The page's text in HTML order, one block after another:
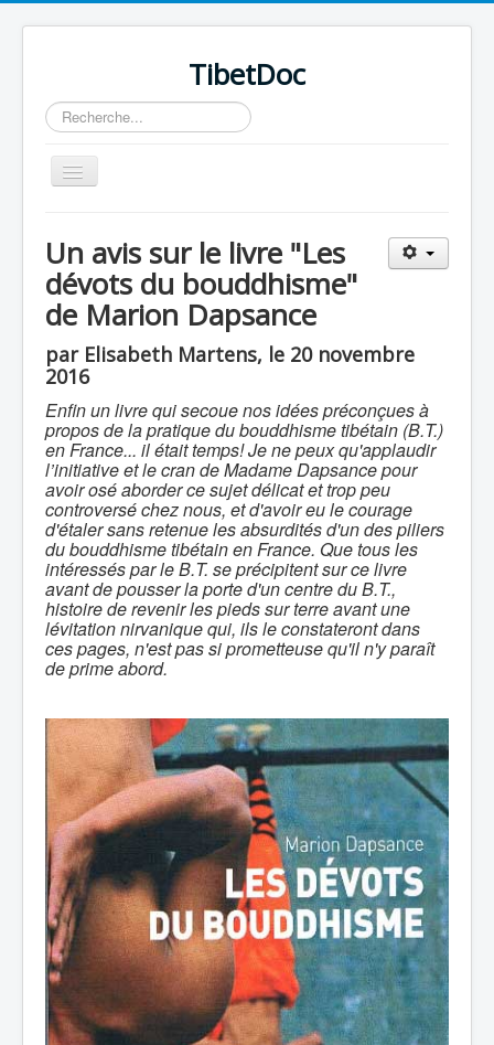
TibetDoc
Rechercher
Basculer
la
Un avis sur le livre "Les
dévots du bouddhisme"
de Marion Dapsance
par Elisabeth Martens, le 20 novembre
2016
Enfin un livre qui secoue nos idées préconçues à
propos de la pratique du bouddhisme tibétain (B.T.)
en France... il était temps! Je ne peux qu'applaudir
l’initiative et le cran de Madame Dapsance pour
avoir osé aborder ce sujet délicat et trop peu
controversé chez nous, et d'avoir eu le courage
d'étaler sans retenue les absurdités d'un des piliers
du bouddhisme tibétain en France. Que tous les
intéressés par le B.T. se précipitent sur ce livre
avant de pousser la porte d'un centre du B.T.,
histoire de revenir les pieds sur terre avant une
lévitation nirvanique qui, ils le constateront dans
ces pages, n'est pas si prometteuse qu'il n'y paraît
de prime abord.